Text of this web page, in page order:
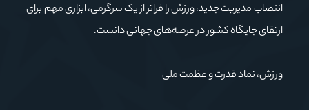
انتصاب مدیریت جدید، ورزش را فراتر از یک سرگرمی، ابزاری مهم برای
ارتقای جایگاه کشور در عرصه‌های جهانی دانست.
ورزش، نماد قدرت و عظمت ملی